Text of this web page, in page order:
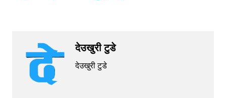
देउखुरी टुडे
देउखुरी टुडे